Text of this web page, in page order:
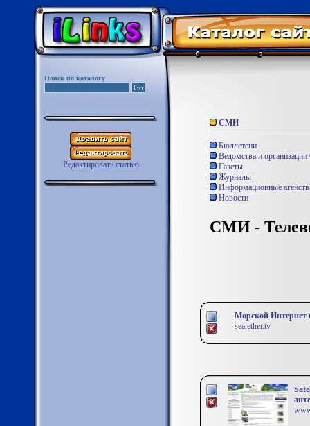
Поиск по каталогу
Редактировать статью
СМИ
Бюллетени
Ведомства и
Газеты
Журналы
Информационные
Новости
СМИ -
Морской Интернет
sea.ether.tv